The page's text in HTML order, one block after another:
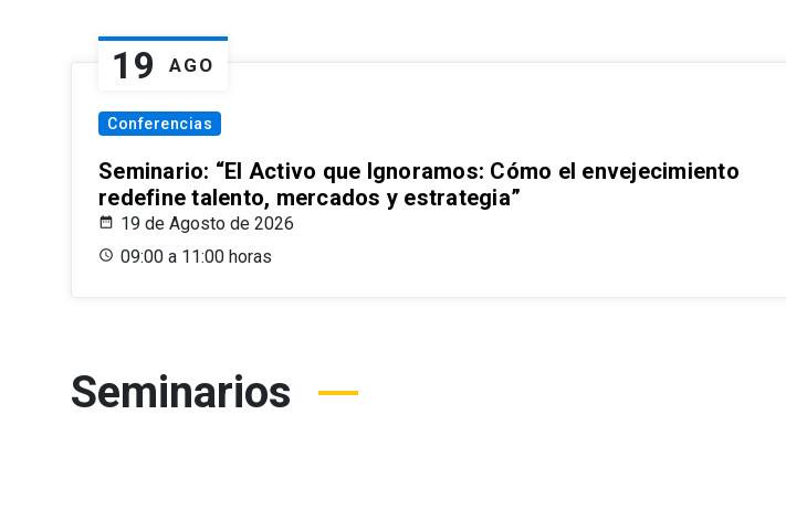
19 AGO
Conferencias
Seminario: “El Activo que Ignoramos: Cómo el envejecimiento
redefine talento, mercados y estrategia”
19 de Agosto de 2026
09:00 a 11:00 horas
Seminarios